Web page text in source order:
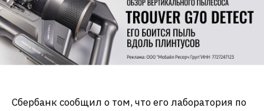
Сбербанк сообщил о том, что его лаборатория по